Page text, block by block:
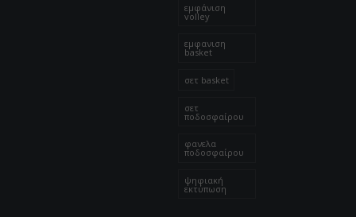
εμφάνιση
volley
εμφανιση
basket
σετ basket
σετ
ποδοσφαίρου
φανελα
ποδοσφαίρου
ψηφιακή
εκτύπωση